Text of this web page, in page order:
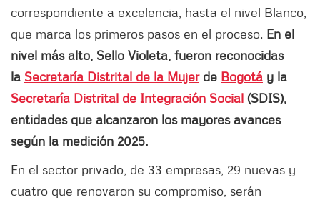
correspondiente a excelencia, hasta el nivel Blanco,
que marca los primeros pasos en el proceso. En el
nivel más alto, Sello Violeta, fueron reconocidas
la Secretaría Distrital de la Mujerde Bogotá y la
Secretaría Distrital de Integración Social (SDIS),
entidades que alcanzaron los mayores avances
según la medición 2025.
En el sector privado, de 33 empresas, 29 nuevas y
cuatro que renovaron su compromiso, serán